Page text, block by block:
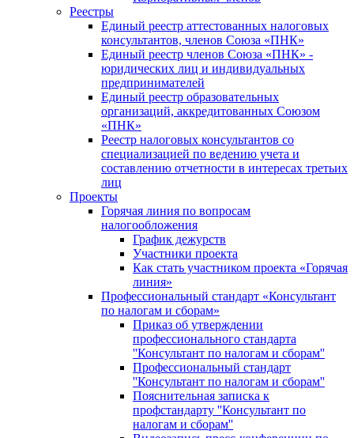
Реестры
Единый реестр аттестованных налоговых
консультантов, членов Союза «ПНК»
Единый реестр членов Союза «ПНК» -
юридических лиц и индивидуальных
предпринимателей
Единый реестр образовательных
организаций, аккредитованных Союзом
«ПНК»
Реестр налоговых консультантов со
специализацией по ведению учета и
составлению отчетности в интересах третьих
лиц
Проекты
Горячая линия по вопросам
налогообложения
График дежурств
Участники проекта
Как стать участником проекта «Горячая
линия»
Профессиональный стандарт «Консультант
по налогам и сборам»
Приказ об утверждении
профессионального стандарта
''Консультант по налогам и сборам''
Профессиональный стандарт
''Консультант по налогам и сборам''
Пояснительная записка к
профстандарту ''Консультант по
налогам и сборам''